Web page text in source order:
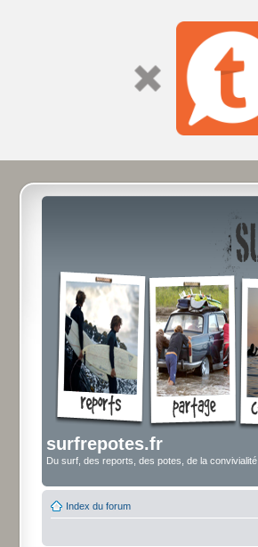
surfrepotes.fr
Du surf, des reports, des potes, de la convivialité
Index du forum